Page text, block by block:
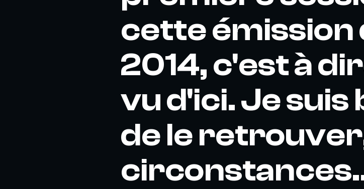
cette émission
2014, c'est à
vu d'ici. Je
de le